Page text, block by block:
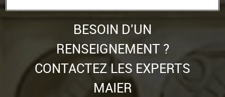
BESOIN D'UN
RENSEIGNEMENT ?
CONTACTEZ LES EXPERTS
MAIER